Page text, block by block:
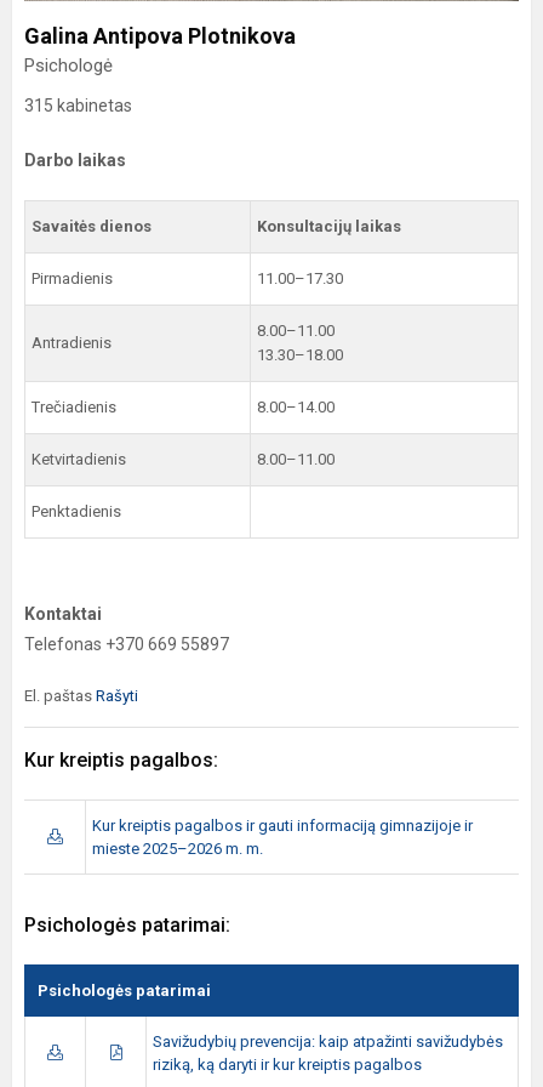
Galina Antipova Plotnikova
Psichologė
315 kabinetas
Darbo laikas
Savaitės dienos Konsultacijų laikas
Pirmadienis 11.00–17.30
Antradienis
8.00–11.00
13.30–18.00
Trečiadienis 8.00–14.00
Ketvirtadienis 8.00–11.00
Penktadienis
Kontaktai
Telefonas +370 669 55897
El. paštas Rašyti
Kur kreiptis pagalbos:
Kur kreiptis pagalbos ir gauti informaciją gimnazijoje ir
mieste 2025–2026 m. m.
Psichologės patarimai:
Psichologės patarimai
Savižudybių prevencija: kaip atpažinti savižudybės
riziką, ką daryti ir kur kreiptis pagalbos